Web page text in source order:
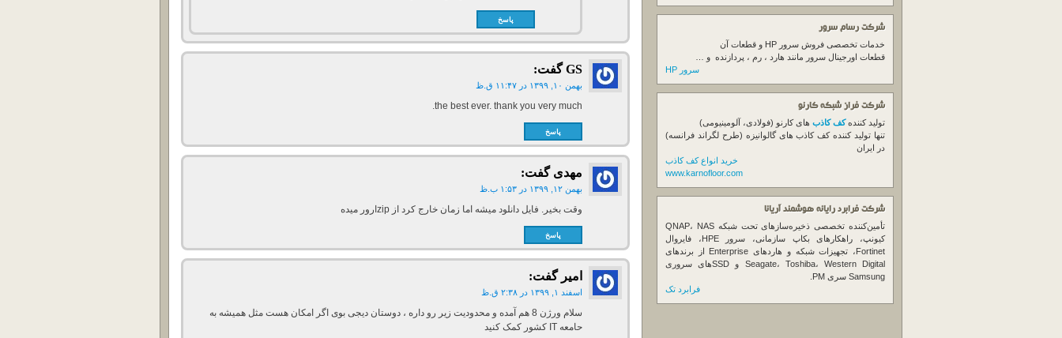
شرکت رسام سرور
خدمات تخصصی فروش سرور
قطعات اورجینال سرور مانند هارد ، رم ، پردازنده و …
سرور HP
شرکت فراز شبکه کارنو
تولید کنندهکف کاذب های کارنو (فولادی، آلومینیومی)
تنها تولید کننده کف کاذب های گالوانیزه (طرح لگراند فرانسه)
در ایران
خرید انواع کف کاذب
www.karnofloor.com
شرکت فرابرد رایانه هوشمند آریانا
تأمین‌کننده تخصصی ذخیره‌سازهای تحت شبکه QNAP، NAS
کیونپ، راهکارهای بکاپ سازمانی، سرور HPE، فایروال
Fortinet، تجهیزات شبکه و هاردهای Enterprise از برندهای
Seagate، Toshiba، Western Digital و SSDهای سروری
Samsung سری PM.
فرابرد تک
پاسخ
GS گفت:
بهمن ۱۰, ۱۳۹۹ در ۱۱:۴۷ ق.ظ
the best ever. thank you very much.
پاسخ
مهدی گفت:
بهمن ۱۲, ۱۳۹۹ در ۱:۵۳ ب.ظ
وقت بخیر. فایل دانلود میشه اما زمان خارج کرد از zipارور میده
پاسخ
امیر گفت:
اسفند ۱, ۱۳۹۹ در ۲:۳۸ ق.ظ
سلام ورژن 8 هم آمده و محدودیت زیر رو داره ، دوستان دیجی بوی اگر امکان هست مثل همیشه به
حامعه IT کشور کمک کنید